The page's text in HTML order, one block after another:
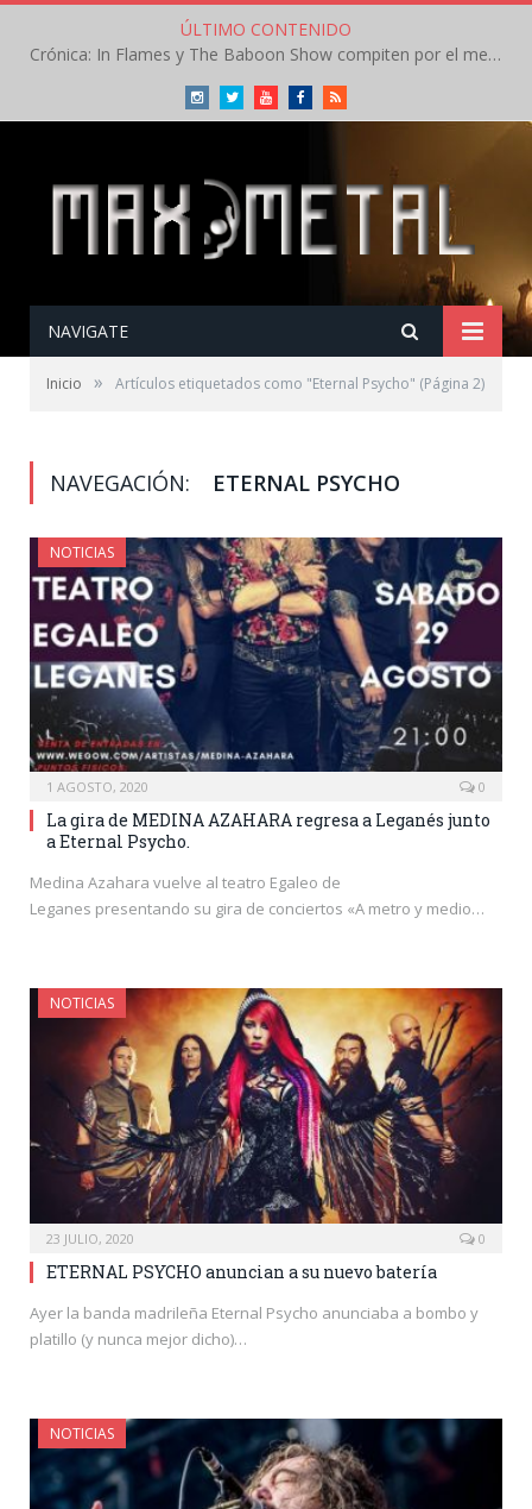
ÚLTIMO CONTENIDO
Crónica: In Flames y The Baboon Show compiten por el mejor concierto del día en el Leyendas del Rock – Viernes – Agosto 2026
InstagramTwitterYoutubeFacebookRSS
NAVIGATE
Inicio » Artículos etiquetados como "Eternal Psycho" (Página 2)
NAVEGACIÓN: ETERNAL PSYCHO
NOTICIAS
1 AGOSTO, 2020 0
La gira de MEDINA AZAHARA regresa a Leganés junto
a Eternal Psycho.
Medina Azahara vuelve al teatro Egaleo de
Leganes presentando su gira de conciertos «A metro y medio…
NOTICIAS
23 JULIO, 2020 0
ETERNAL PSYCHO anuncian a su nuevo batería
Ayer la banda madrileña Eternal Psycho anunciaba a bombo y
platillo (y nunca mejor dicho)…
NOTICIAS